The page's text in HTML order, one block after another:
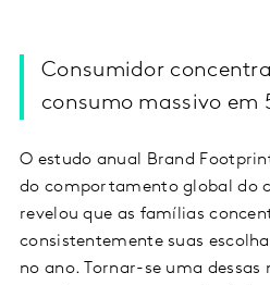
Consumidor
consumo massivo em
O estudo anual Brand
do comportamento global do
revelou que as famílias
consistentemente suas
no ano. Tornar-se uma dessas